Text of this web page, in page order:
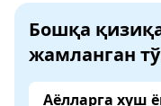
Бошқа
жамланган
Аёлларга хуш